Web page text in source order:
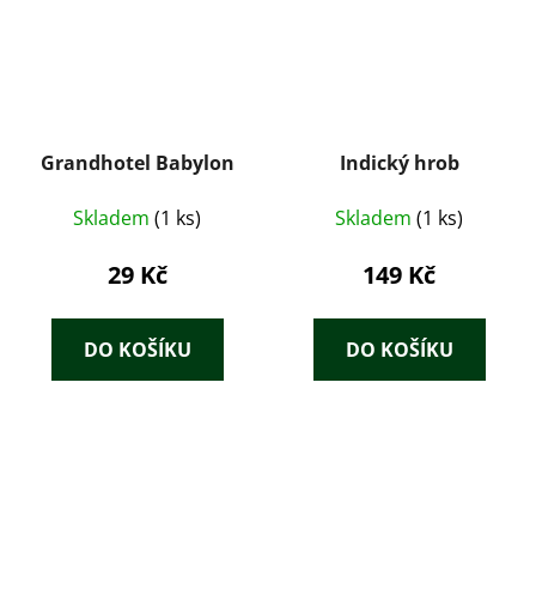
Grandhotel Babylon
Skladem (1 ks)
29 Kč
DO KOŠÍKU
Indický hrob
Skladem (1 ks)
149 Kč
DO KOŠÍKU